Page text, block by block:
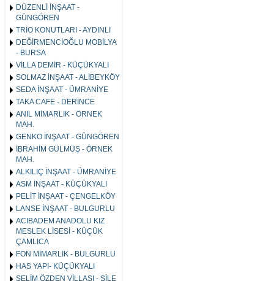
DÜZENLİ İNŞAAT -
GÜNGÖREN
TRİO KONUTLARI - AYDINLI
DEĞİRMENCİOĞLU MOBİLYA
- BURSA
VİLLA DEMİR - KÜÇÜKYALI
SOLMAZ İNŞAAT - ALİBEYKÖY
SEDA İNŞAAT - ÜMRANİYE
TAKA CAFE - DERİNCE
ANIL MİMARLIK - ÖRNEK
MAH.
GENKO İNŞAAT - GÜNGÖREN
İBRAHİM GÜLMÜŞ - ÖRNEK
MAH.
ALKILIÇ İNŞAAT - ÜMRANİYE
ASM İNŞAAT - KÜÇÜKYALI
PELİT İNŞAAT - ÇENGELKÖY
LANSE İNŞAAT - BULGURLU
ACIBADEM ANADOLU KIZ
MESLEK LİSESİ - KÜÇÜK
ÇAMLICA
FON MİMARLIK - BULGURLU
HAS YAPI- KÜÇÜKYALI
SELİM ÖZDEN VİLLASI - ŞİLE